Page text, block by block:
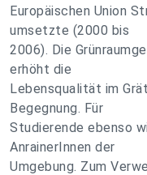
Europäischen Union
umsetzte (2000 bis
2006). Die
erhöht die
Lebensqualität im
Begegnung. Für
Studierende ebenso
AnrainerInnen der
Umgebung. Zum